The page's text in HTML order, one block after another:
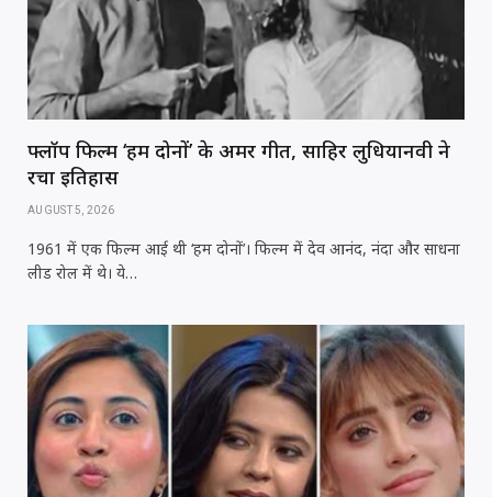
फ्लॉप फिल्म ‘हम दोनों’ के अमर गीत, साहिर लुधियानवी ने
रचा इतिहास
AUGUST 5, 2026
1961 में एक फिल्म आई थी ‘हम दोनों’। फिल्म में देव आनंद, नंदा और साधना
लीड रोल में थे। ये…